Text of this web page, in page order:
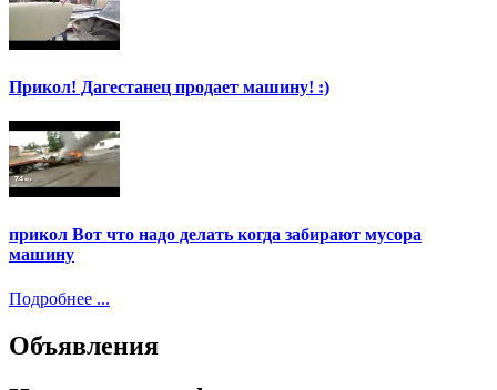
Прикол! Дагестанец продает машину! :)
прикол Вот что надо делать когда забирают мусора
машину
Подробнее ...
Объявления